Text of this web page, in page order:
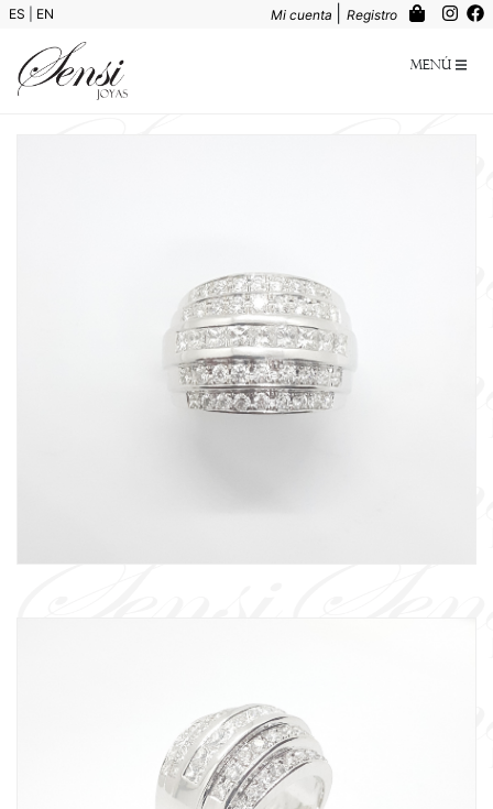
ES EN Mi cuenta Registro
Menú